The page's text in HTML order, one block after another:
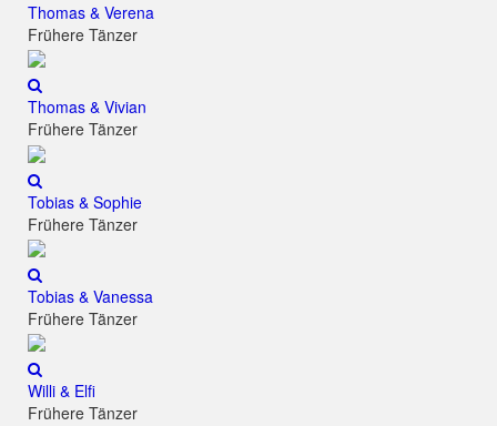
Thomas & Verena
Frühere Tänzer
Thomas & Vivian
Frühere Tänzer
Tobias & Sophie
Frühere Tänzer
Tobias & Vanessa
Frühere Tänzer
Willi & Elfi
Frühere Tänzer